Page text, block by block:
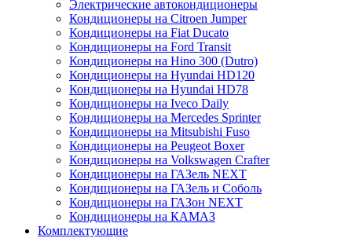
Электрические автокондиционеры
Кондиционеры на Citroen Jumper
Кондиционеры на Fiat Ducato
Кондиционеры на Ford Transit
Кондиционеры на Hino 300 (Dutro)
Кондиционеры на Hyundai HD120
Кондиционеры на Hyundai HD78
Кондиционеры на Iveco Daily
Кондиционеры на Mercedes Sprinter
Кондиционеры на Mitsubishi Fuso
Кондиционеры на Peugeot Boxer
Кондиционеры на Volkswagen Crafter
Кондиционеры на ГАЗель NEXT
Кондиционеры на ГАЗель и Соболь
Кондиционеры на ГАЗон NEXT
Кондиционеры на КАМАЗ
Комплектующие